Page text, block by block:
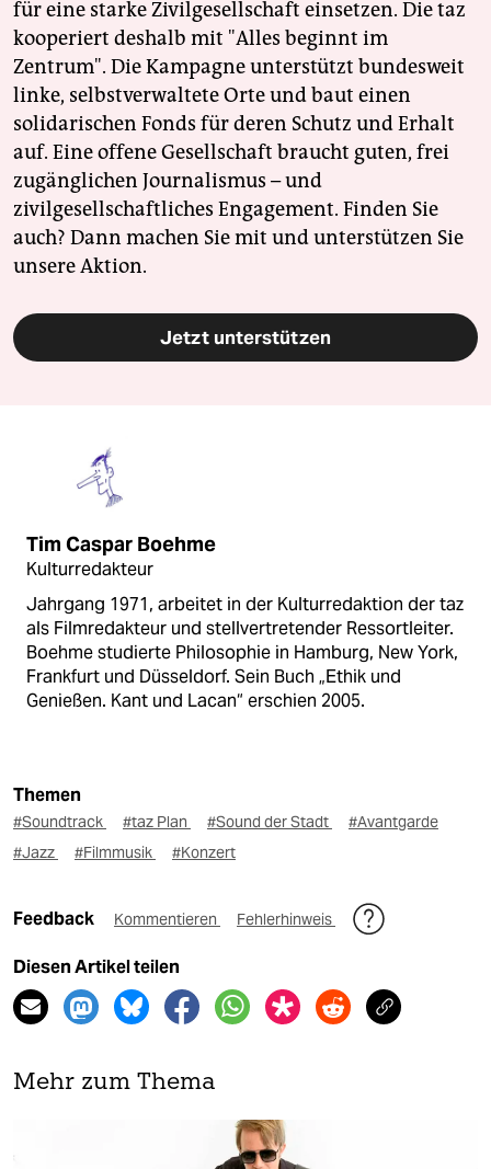
für eine starke Zivilgesellschaft einsetzen. Die taz
kooperiert deshalb mit "Alles beginnt im
Zentrum". Die Kampagne unterstützt bundesweit
linke, selbstverwaltete Orte und baut einen
solidarischen Fonds für deren Schutz und Erhalt
auf. Eine offene Gesellschaft braucht guten, frei
zugänglichen Journalismus – und
zivilgesellschaftliches Engagement. Finden Sie
auch? Dann machen Sie mit und unterstützen Sie
unsere Aktion.
Jetzt unterstützen
Tim Caspar Boehme
Kulturredakteur
Jahrgang 1971, arbeitet in der Kulturredaktion der taz
als Filmredakteur und stellvertretender Ressortleiter.
Boehme studierte Philosophie in Hamburg, New York,
Frankfurt und Düsseldorf. Sein Buch „Ethik und
Genießen. Kant und Lacan“ erschien 2005.
Themen
#Soundtrack #taz Plan #Sound der Stadt
#Avantgarde
#Jazz
#Filmmusik #Konzert
Feedback Kommentieren Fehlerhinweis
Diesen Artikel teilen
Mehr zum Thema